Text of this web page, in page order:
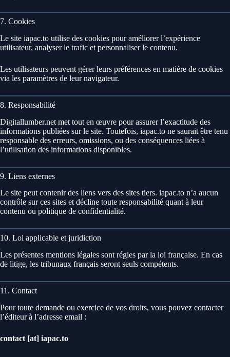
7. Cookies
Le site iapac.to utilise des cookies pour améliorer l’expérience
utilisateur, analyser le trafic et personnaliser le contenu.
Les utilisateurs peuvent gérer leurs préférences en matière de cookies
via les paramètres de leur navigateur.
8. Responsabilité
Digitallumber.net met tout en œuvre pour assurer l’exactitude des
informations publiées sur le site. Toutefois, iapac.to ne saurait être tenu
responsable des erreurs, omissions, ou des conséquences liées à
l’utilisation des informations disponibles.
9. Liens externes
Le site peut contenir des liens vers des sites tiers. iapac.to n’a aucun
contrôle sur ces sites et décline toute responsabilité quant à leur
contenu ou politique de confidentialité.
10. Loi applicable et juridiction
Les présentes mentions légales sont régies par la loi française. En cas
de litige, les tribunaux français seront seuls compétents.
11. Contact
Pour toute demande ou exercice de vos droits, vous pouvez contacter
l’éditeur à l’adresse email :
contact [at] iapac.to